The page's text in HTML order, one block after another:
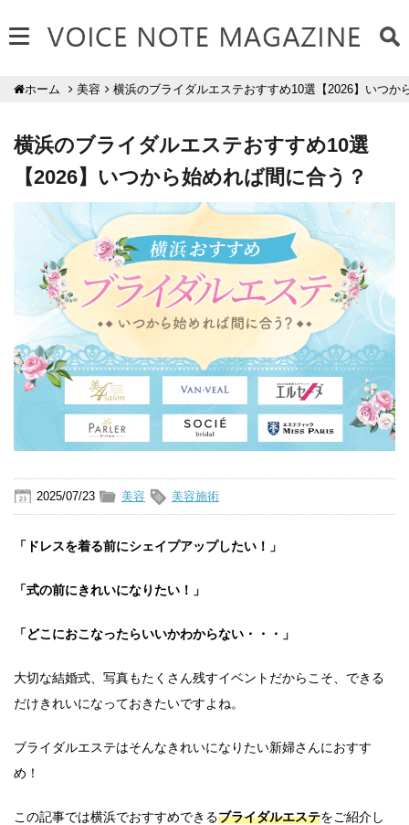
ホーム 美容 横浜のブライダルエステおすすめ10選【2026】いつか
横浜のブライダルエステおすすめ10選
【2026】いつから始めれば間に合う？
2025/07/23 美容 美容施術
「ドレスを着る前にシェイプアップしたい！」
「式の前にきれいになりたい！」
「どこにおこなったらいいかわからない・・・」
大切な結婚式、写真もたくさん残すイベントだからこそ、できる
だけきれいになっておきたいですよね。
ブライダルエステはそんなきれいになりたい新婦さんにおすす
め！
この記事では横浜でおすすめできるブライダルエステをご紹介し